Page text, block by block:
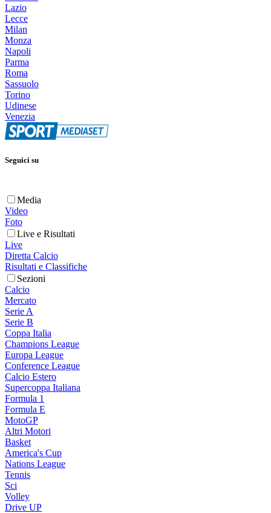
Lazio
Lecce
Milan
Monza
Napoli
Parma
Roma
Sassuolo
Torino
Udinese
Venezia
Seguici su
Media
Video
Foto
Live e Risultati
Live
Diretta Calcio
Risultati e Classifiche
Sezioni
Calcio
Mercato
Serie A
Serie B
Coppa Italia
Champions League
Europa League
Conference League
Calcio Estero
Supercoppa Italiana
Formula 1
Formula E
MotoGP
Altri Motori
Basket
America's Cup
Nations League
Tennis
Sci
Volley
Drive UP